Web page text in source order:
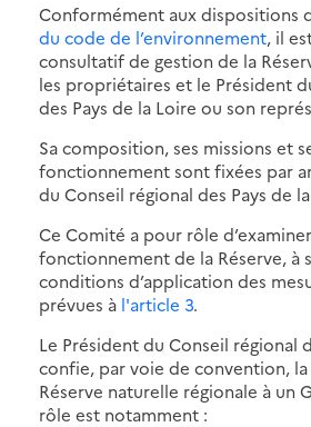
Conformément aux dispositions
du code de l’environnement, il
consultatif de gestion de la
les propriétaires et le Président
des Pays de la Loire ou son
Sa composition, ses missions et
fonctionnement sont fixées par
du Conseil régional des Pays de
Ce Comité a pour rôle
fonctionnement de la Réserve, à
conditions d’application des
prévues à l'article 3.
Le Président du Conseil régional
confie, par voie de convention,
Réserve naturelle régionale à un
rôle est notamment :